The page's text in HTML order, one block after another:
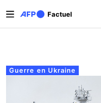
Factuel
Onglets
Guerre en Ukraine